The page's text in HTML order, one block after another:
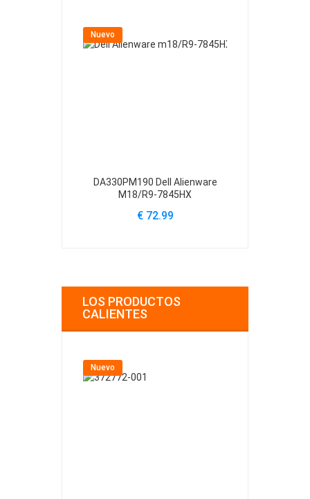
Nuevo
DA330PM190 Dell Alienware
M18/R9-7845HX
€ 72.99
LOS PRODUCTOS
CALIENTES
Nuevo